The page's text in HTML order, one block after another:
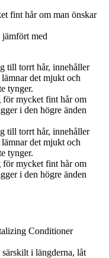
fint hår om man önskar
med
till torrt hår, innehåller
det mjukt och
tynger.
för mycket fint hår om
i den högre änden
till torrt hår, innehåller
det mjukt och
tynger.
för mycket fint hår om
i den högre änden
Conditioner
i längderna, låt